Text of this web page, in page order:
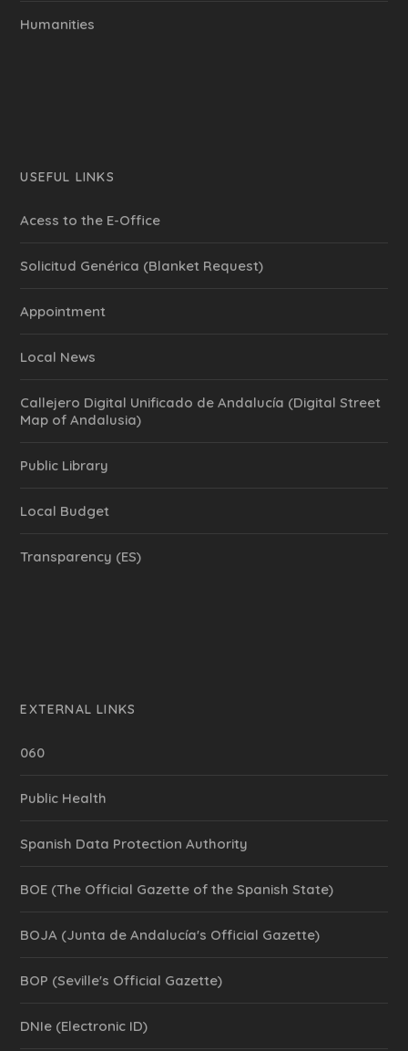
Humanities
USEFUL LINKS
Acess to the E-Office
Solicitud Genérica (Blanket Request)
Appointment
Local News
Callejero Digital Unificado de Andalucía (Digital Street
Map of Andalusia)
Public Library
Local Budget
Transparency (ES)
EXTERNAL LINKS
060
Public Health
Spanish Data Protection Authority
BOE (The Official Gazette of the Spanish State)
BOJA (Junta de Andalucía's Official Gazette)
BOP (Seville's Official Gazette)
DNIe (Electronic ID)